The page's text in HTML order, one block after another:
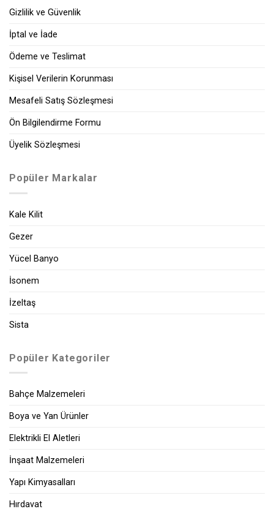
Gizlilik ve Güvenlik
İptal ve İade
Ödeme ve Teslimat
Kişisel Verilerin Korunması
Mesafeli Satış Sözleşmesi
Ön Bilgilendirme Formu
Üyelik Sözleşmesi
Popüler Markalar
Kale Kilit
Gezer
Yücel Banyo
İsonem
İzeltaş
Sista
Popüler Kategoriler
Bahçe Malzemeleri
Boya ve Yan Ürünler
Elektrikli El Aletleri
İnşaat Malzemeleri
Yapı Kimyasalları
Hırdavat